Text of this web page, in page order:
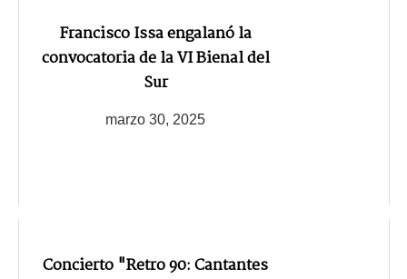
Francisco Issa engalanó la
convocatoria de la VI Bienal del
Sur
marzo 30, 2025
Concierto "Retro 90: Cantantes